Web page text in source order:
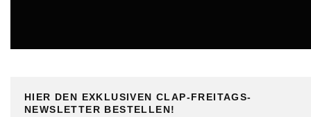
HIER DEN EXKLUSIVEN CLAP-FREITAGS-
NEWSLETTER BESTELLEN!